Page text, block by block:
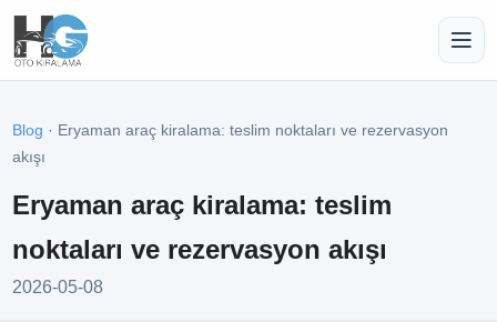
Blog · Eryaman araç kiralama: teslim noktaları ve rezervasyon
akışı
Eryaman araç kiralama: teslim
noktaları ve rezervasyon akışı
2026-05-08